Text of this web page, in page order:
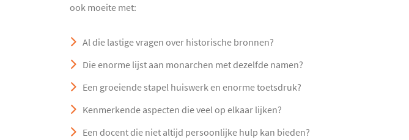
ook moeite met:
Al die lastige vragen over historische bronnen?
Die enorme lijst aan monarchen met dezelfde namen?
Een groeiende stapel huiswerk en enorme toetsdruk?
Kenmerkende aspecten die veel op elkaar lijken?
Een docent die niet altijd persoonlijke hulp kan bieden?